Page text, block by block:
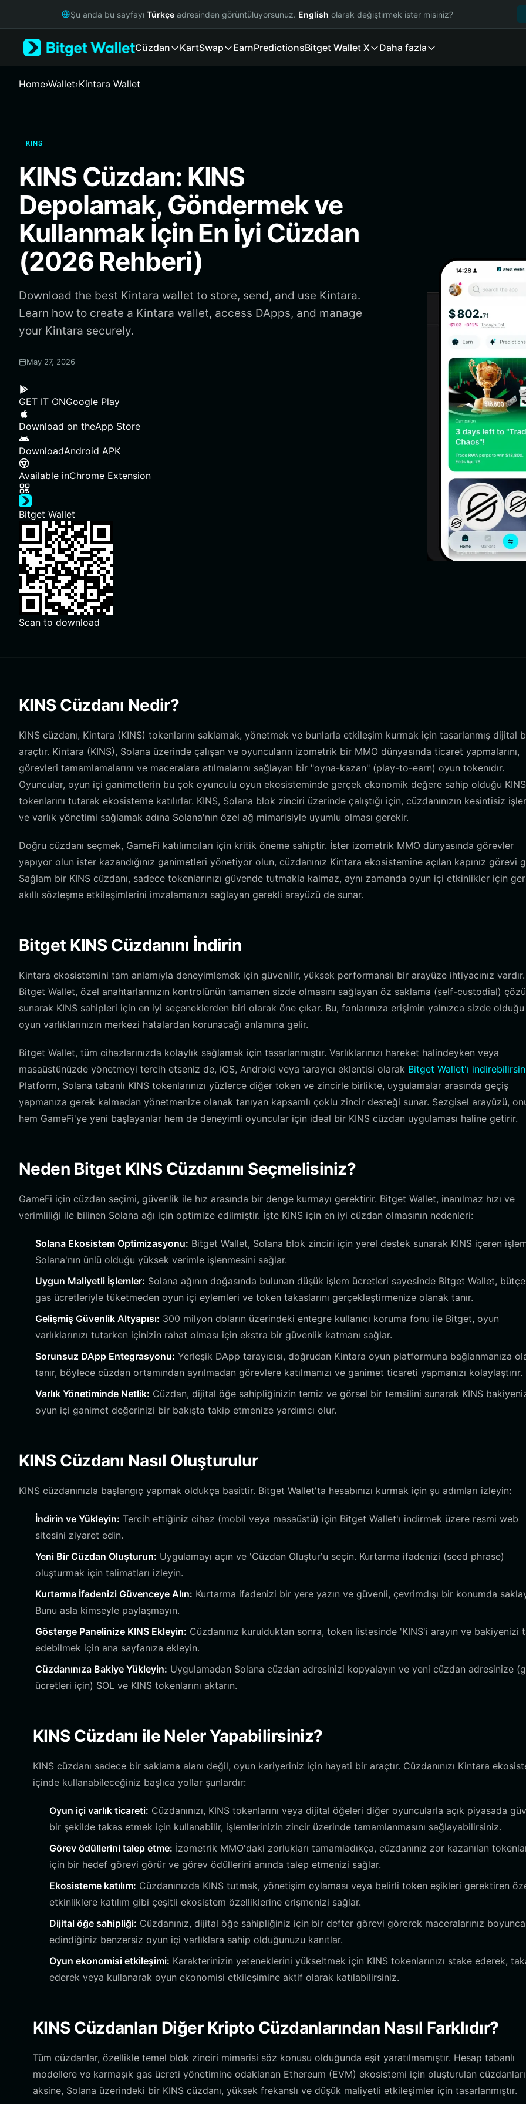
Русский
Italiano
繁體中文
Bahasa Indonesia
ภาษาไทย
Español
Português (Brasil)
Español (Argentina)
Şu anda bu sayfayı Türkçe adresinden görüntülüyorsunuz. English olarak değiştirmek ister misiniz?
Cüzdan KartSwap EarnPredictionsBitget Wallet X Daha fazla
Home›Wallet›Kintara Wallet
KINS
KINS Cüzdan: KINS
Depolamak, Göndermek ve
Kullanmak İçin En İyi Cüzdan
(2026 Rehberi)
Download the best Kintara wallet to store, send, and use Kintara.
Learn how to create a Kintara wallet, access DApps, and manage
your Kintara securely.
May 27, 2026
GET IT ONGoogle Play
Download on theApp Store
DownloadAndroid APK
Available inChrome Extension
Bitget Wallet
Scan to download
KINS Cüzdanı Nedir?
KINS cüzdanı, Kintara (KINS) tokenlarını saklamak, yönetmek ve bunlarla etkileşim kurmak için tasarlanmış dijital
araçtır. Kintara (KINS), Solana üzerinde çalışan ve oyuncuların izometrik bir MMO dünyasında ticaret yapmalarını,
görevleri tamamlamalarını ve maceralara atılmalarını sağlayan bir "oyna-kazan" (play-to-earn) oyun tokenıdır.
Oyuncular, oyun içi ganimetlerin bu çok oyunculu oyun ekosisteminde gerçek ekonomik değere sahip olduğu KINS
tokenlarını tutarak ekosisteme katılırlar. KINS, Solana blok zinciri üzerinde çalıştığı için, cüzdanınızın kesintisiz
ve varlık yönetimi sağlamak adına Solana'nın özel ağ mimarisiyle uyumlu olması gerekir.
Doğru cüzdanı seçmek, GameFi katılımcıları için kritik öneme sahiptir. İster izometrik MMO dünyasında görevler
yapıyor olun ister kazandığınız ganimetleri yönetiyor olun, cüzdanınız Kintara ekosistemine açılan kapınız görevi
Sağlam bir KINS cüzdanı, sadece tokenlarınızı güvende tutmakla kalmaz, aynı zamanda oyun içi etkinlikler için
akıllı sözleşme etkileşimlerini imzalamanızı sağlayan gerekli arayüzü de sunar.
Bitget KINS Cüzdanını İndirin
Kintara ekosistemini tam anlamıyla deneyimlemek için güvenilir, yüksek performanslı bir arayüze ihtiyacınız vardır.
Bitget Wallet, özel anahtarlarınızın kontrolünün tamamen sizde olmasını sağlayan öz saklama (self-custodial)
sunarak KINS sahipleri için en iyi seçeneklerden biri olarak öne çıkar. Bu, fonlarınıza erişimin yalnızca sizde
oyun varlıklarınızın merkezi hatalardan korunacağı anlamına gelir.
Bitget Wallet, tüm cihazlarınızda kolaylık sağlamak için tasarlanmıştır. Varlıklarınızı hareket halindeyken veya
masaüstünüzde yönetmeyi tercih etseniz de, iOS, Android veya tarayıcı eklentisi olarak Bitget Wallet'ı
Platform, Solana tabanlı KINS tokenlarınızı yüzlerce diğer token ve zincirle birlikte, uygulamalar arasında geçiş
yapmanıza gerek kalmadan yönetmenize olanak tanıyan kapsamlı çoklu zincir desteği sunar. Sezgisel arayüzü,
hem GameFi'ye yeni başlayanlar hem de deneyimli oyuncular için ideal bir KINS cüzdan uygulaması haline getirir.
Neden Bitget KINS Cüzdanını Seçmelisiniz?
GameFi için cüzdan seçimi, güvenlik ile hız arasında bir denge kurmayı gerektirir. Bitget Wallet, inanılmaz hızı ve
verimliliği ile bilinen Solana ağı için optimize edilmiştir. İşte KINS için en iyi cüzdan olmasının nedenleri:
Solana Ekosistem Optimizasyonu: Bitget Wallet, Solana blok zinciri için yerel destek sunarak KINS içeren
Solana'nın ünlü olduğu yüksek verimle işlenmesini sağlar.
Uygun Maliyetli İşlemler: Solana ağının doğasında bulunan düşük işlem ücretleri sayesinde Bitget Wallet,
gas ücretleriyle tüketmeden oyun içi eylemleri ve token takaslarını gerçekleştirmenize olanak tanır.
Gelişmiş Güvenlik Altyapısı: 300 milyon doların üzerindeki entegre kullanıcı koruma fonu ile Bitget, oyun
varlıklarınızı tutarken içinizin rahat olması için ekstra bir güvenlik katmanı sağlar.
Sorunsuz DApp Entegrasyonu: Yerleşik DApp tarayıcısı, doğrudan Kintara oyun platformuna bağlanmanıza
tanır, böylece cüzdan ortamından ayrılmadan görevlere katılmanızı ve ganimet ticareti yapmanızı kolaylaştırır.
Varlık Yönetiminde Netlik: Cüzdan, dijital öğe sahipliğinizin temiz ve görsel bir temsilini sunarak KINS
oyun içi ganimet değerinizi bir bakışta takip etmenize yardımcı olur.
KINS Cüzdanı Nasıl Oluşturulur
KINS cüzdanınızla başlangıç yapmak oldukça basittir. Bitget Wallet'ta hesabınızı kurmak için şu adımları izleyin:
İndirin ve Yükleyin: Tercih ettiğiniz cihaz (mobil veya masaüstü) için Bitget Wallet'ı indirmek üzere resmi web
sitesini ziyaret edin.
Yeni Bir Cüzdan Oluşturun: Uygulamayı açın ve 'Cüzdan Oluştur'u seçin. Kurtarma ifadenizi (seed phrase)
oluşturmak için talimatları izleyin.
Kurtarma İfadenizi Güvenceye Alın: Kurtarma ifadenizi bir yere yazın ve güvenli, çevrimdışı bir konumda
Bunu asla kimseyle paylaşmayın.
Gösterge Panelinize KINS Ekleyin: Cüzdanınız kurulduktan sonra, token listesinde 'KINS'i arayın ve bakiyenizi
edebilmek için ana sayfanıza ekleyin.
Cüzdanınıza Bakiye Yükleyin: Uygulamadan Solana cüzdan adresinizi kopyalayın ve yeni cüzdan adresinize
ücretleri için) SOL ve KINS tokenlarını aktarın.
KINS Cüzdanı ile Neler Yapabilirsiniz?
KINS cüzdanı sadece bir saklama alanı değil, oyun kariyeriniz için hayati bir araçtır. Cüzdanınızı Kintara
içinde kullanabileceğiniz başlıca yollar şunlardır:
Oyun içi varlık ticareti: Cüzdanınızı, KINS tokenlarını veya dijital öğeleri diğer oyuncularla açık piyasada
bir şekilde takas etmek için kullanabilir, işlemlerinizin zincir üzerinde tamamlanmasını sağlayabilirsiniz.
Görev ödüllerini talep etme: İzometrik MMO'daki zorlukları tamamladıkça, cüzdanınız zor kazanılan
için bir hedef görevi görür ve görev ödüllerini anında talep etmenizi sağlar.
Ekosisteme katılım: Cüzdanınızda KINS tutmak, yönetişim oylaması veya belirli token eşikleri gerektiren
etkinliklere katılım gibi çeşitli ekosistem özelliklerine erişmenizi sağlar.
Dijital öğe sahipliği: Cüzdanınız, dijital öğe sahipliğiniz için bir defter görevi görerek maceralarınız boyunca
edindiğiniz benzersiz oyun içi varlıklara sahip olduğunuzu kanıtlar.
Oyun ekonomisi etkileşimi: Karakterinizin yeteneklerini yükseltmek için KINS tokenlarınızı stake ederek,
ederek veya kullanarak oyun ekonomisi etkileşimine aktif olarak katılabilirsiniz.
KINS Cüzdanları Diğer Kripto Cüzdanlarından Nasıl Farklıdır?
Tüm cüzdanlar, özellikle temel blok zinciri mimarisi söz konusu olduğunda eşit yaratılmamıştır. Hesap tabanlı
modellere ve karmaşık gas ücreti yönetimine odaklanan Ethereum (EVM) ekosistemi için oluşturulan
aksine, Solana üzerindeki bir KINS cüzdanı, yüksek frekanslı ve düşük maliyetli etkileşimler için tasarlanmıştır.